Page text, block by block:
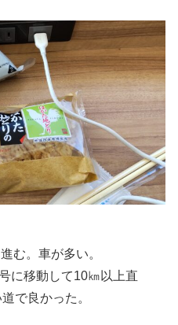
む。車が多い。
に移動して10㎞以上直
で良かった。